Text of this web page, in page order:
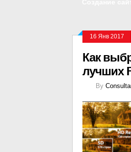
16 Янв 2017
Как
лучших
By